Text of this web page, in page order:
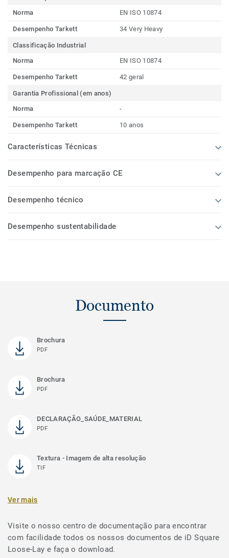
Norma
EN ISO 10874
Desempenho Tarkett 34 Very Heavy
Classificação Industrial
Norma
EN ISO 10874
Desempenho Tarkett 42 geral
Garantia Profissional (em anos)
Norma
-
Desempenho Tarkett 10 anos
Características Técnicas
Desempenho para marcação CE
Desempenho técnico
Desempenho sustentabilidade
Documento
Brochura
PDF
Brochura
PDF
DECLARAÇÃO_SAÚDE_MATERIAL
PDF
Textura - Imagem de alta resolução
TIF
Ver mais
Visite o nosso centro de documentação para encontrar
com facilidade todos os nossos documentos de iD Square
Loose-Lay e faça o download.